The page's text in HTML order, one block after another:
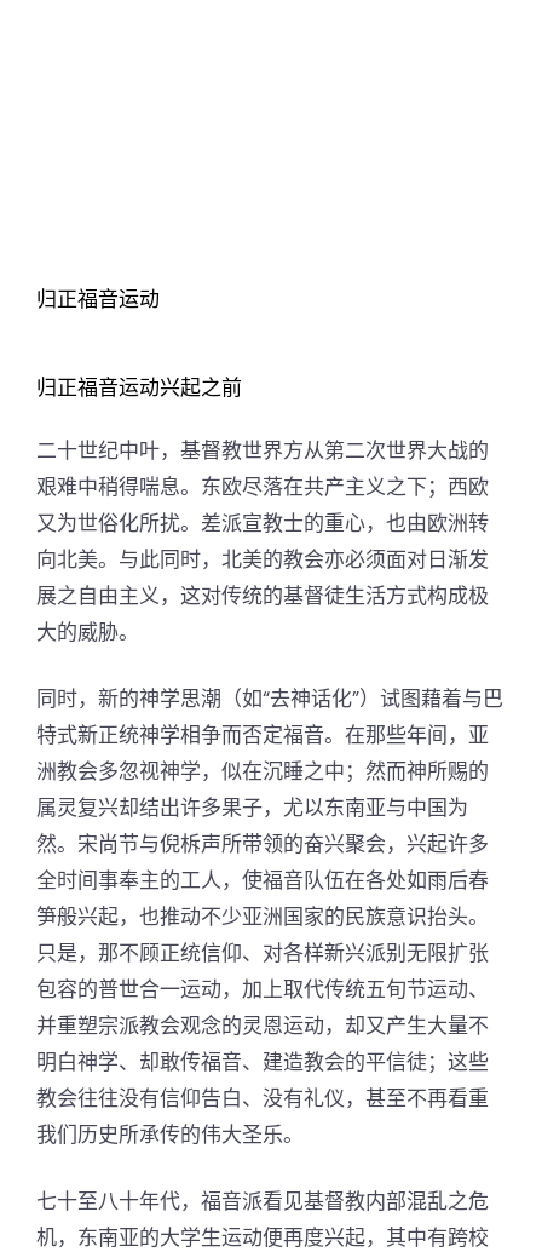
归正福音运动
归正福音运动兴起之前
二十世纪中叶，基督教世界方从第二次世界大战的
艰难中稍得喘息。东欧尽落在共产主义之下；西欧
又为世俗化所扰。差派宣教士的重心，也由欧洲转
向北美。与此同时，北美的教会亦必须面对日渐发
展之自由主义，这对传统的基督徒生活方式构成极
大的威胁。
同时，新的神学思潮（如“去神话化”）试图藉着与巴
特式新正统神学相争而否定福音。在那些年间，亚
洲教会多忽视神学，似在沉睡之中；然而神所赐的
属灵复兴却结出许多果子，尤以东南亚与中国为
然。宋尚节与倪柝声所带领的奋兴聚会，兴起许多
全时间事奉主的工人，使福音队伍在各处如雨后春
笋般兴起，也推动不少亚洲国家的民族意识抬头。
只是，那不顾正统信仰、对各样新兴派别无限扩张
包容的普世合一运动，加上取代传统五旬节运动、
并重塑宗派教会观念的灵恩运动，却又产生大量不
明白神学、却敢传福音、建造教会的平信徒；这些
教会往往没有信仰告白、没有礼仪，甚至不再看重
我们历史所承传的伟大圣乐。
七十至八十年代，福音派看见基督教内部混乱之危
机，东南亚的大学生运动便再度兴起，其中有跨校